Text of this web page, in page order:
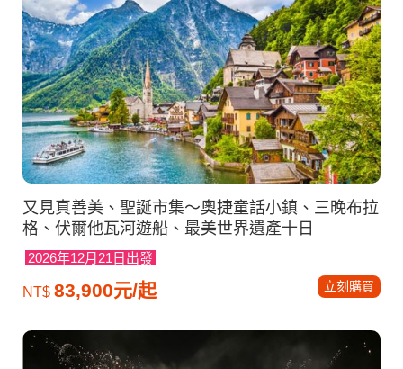
又見真善美、聖誕市集～奧捷童話小鎮、三晚布拉
格、伏爾他瓦河遊船、最美世界遺產十日
2026年12月21日出發
NT$ 83,900元/起 立刻購買